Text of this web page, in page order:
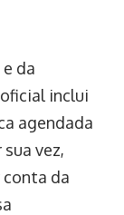
da
inclui
agendada
vez,
conta da